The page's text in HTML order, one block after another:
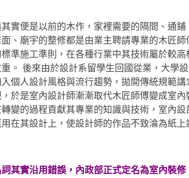
實便是以前的木作，家裡需要的隔間、通
、廟宇的整修都是由業主聘請專業的木匠
準施工準則，在各種行業中其技術屬於較
。 後來由於設計系留學生回國從業，大學
個人設計風格與流行趨勢，拋開傳統規範
於是室內設計師漸漸取代木匠師傅變成室內
變的過程貢獻其專業的知識與技術，室內設
在其設計上，使設計師的作品不致淪為紙上
其實沿用錯誤，內政部正式定名為室內裝